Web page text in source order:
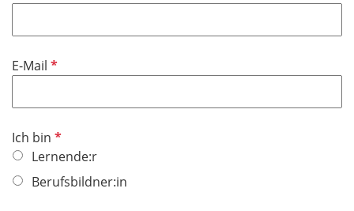
E-Mail P
c
h
t
Ich bin P
f
Lernende:r
Berufsbildner:in